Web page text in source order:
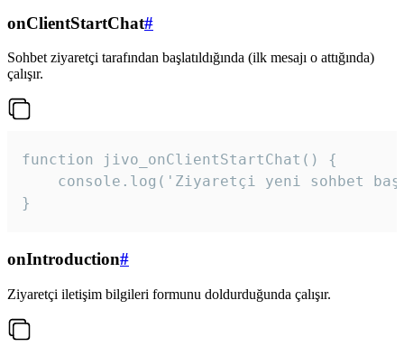
onClientStartChat#
Sohbet ziyaretçi tarafından başlatıldığında (ilk mesajı o attığında)
çalışır.
function jivo_onClientStartChat() {
console.log('Ziyaretçi yeni sohbet
}
onIntroduction#
Ziyaretçi iletişim bilgileri formunu doldurduğunda çalışır.